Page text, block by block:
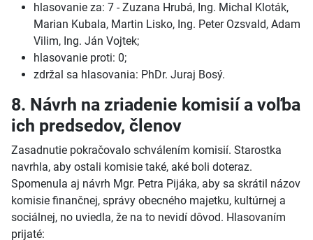
hlasovanie za: 7 - Zuzana Hrubá, Ing. Michal Kloták,
Marian Kubala, Martin Lisko, Ing. Peter Ozsvald, Adam
Vilim, Ing. Ján Vojtek;
hlasovanie proti: 0;
zdržal sa hlasovania: PhDr. Juraj Bosý.
8. Návrh na zriadenie komisií a voľba
ich predsedov, členov
Zasadnutie pokračovalo schválením komisií. Starostka
navrhla, aby ostali komisie také, aké boli doteraz.
Spomenula aj návrh Mgr. Petra Pijáka, aby sa skrátil názov
komisie finančnej, správy obecného majetku, kultúrnej a
sociálnej, no uviedla, že na to nevidí dôvod. Hlasovaním
prijaté: